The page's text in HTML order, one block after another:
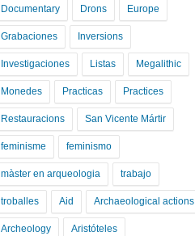
Documentary Drons Europe
Grabaciones Inversions
Investigaciones Listas Megalithic
Monedes Practicas Practices
Restauracions San Vicente Mártir
feminisme feminismo
màster en arqueologia trabajo
troballes Aid Archaeological actions
Archeology Aristóteles